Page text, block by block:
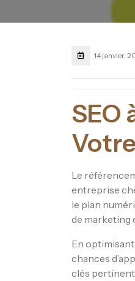
14 janvier,
SEO
Le
entreprise
le plan
de marketing
En
chances
clés